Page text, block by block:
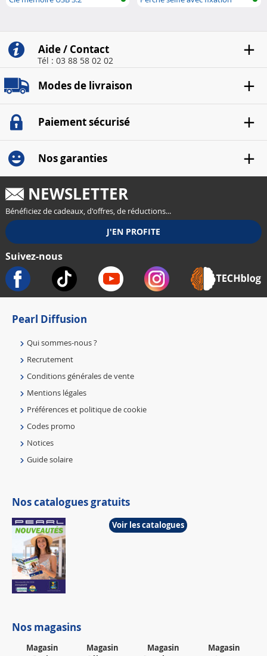
Aide / Contact
Tél : 03 88 58 02 02
Modes de livraison
Paiement sécurisé
Nos garanties
NEWSLETTER
Bénéficiez de cadeaux, d'offres, de réductions...
Suivez-nous
Pearl Diffusion
Qui sommes-nous ?
Recrutement
Conditions générales de vente
Mentions légales
Préférences et politique de cookie
Codes promo
Notices
Guide solaire
Nos catalogues gratuits
Voir les catalogues
Nos magasins
Magasin
Magasin
Magasin
Magasin